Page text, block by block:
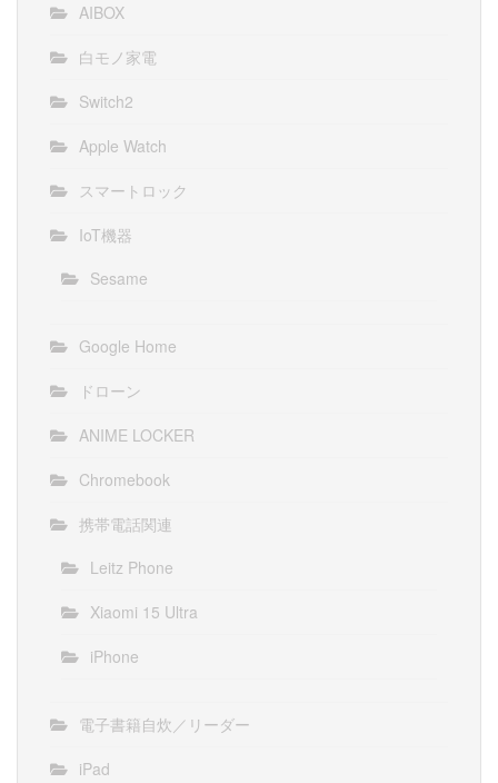
AIBOX
白モノ家電
Switch2
Apple Watch
スマートロック
IoT機器
Sesame
Google Home
ドローン
ANIME LOCKER
Chromebook
携帯電話関連
Leitz Phone
Xiaomi 15 Ultra
iPhone
電子書籍自炊／リーダー
iPad